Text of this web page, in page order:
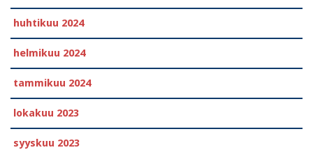
huhtikuu 2024
helmikuu 2024
tammikuu 2024
lokakuu 2023
syyskuu 2023